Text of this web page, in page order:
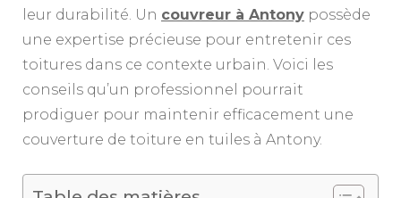
leur durabilité. Un couvreur à Antony possède
une expertise précieuse pour entretenir ces
toitures dans ce contexte urbain. Voici les
conseils qu’un professionnel pourrait
prodiguer pour maintenir efficacement une
couverture de toiture en tuiles à Antony.